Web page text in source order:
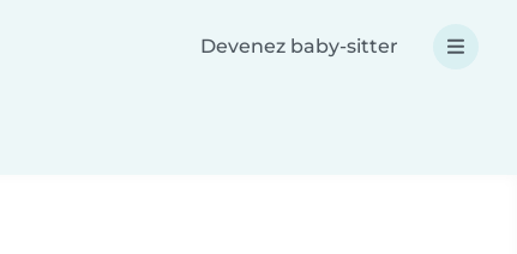
Devenez baby-sitter